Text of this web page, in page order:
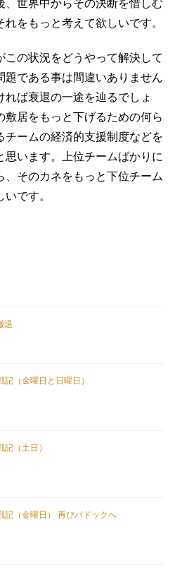
をもっと考えて欲しいです。
の状況をどうやって解決して
である事は間違いありません
ば衰退の一途を辿るでしょ
敷居をもっと下げるための何ら
ームの経済的支援制度などを
います。上位チームばかりに
、そのカネをもっと下位チーム
です。
退
（金曜日と日曜日）
（土日）
記（金曜日） 再びパドックへ